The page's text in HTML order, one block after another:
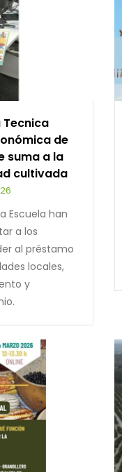
Tecnica
de
suma a la
cultivada
Escuela han
a los
al préstamo
locales,
y